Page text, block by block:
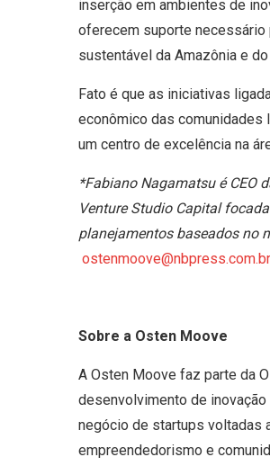
inserção em ambientes de
oferecem suporte necessário
sustentável da Amazônia e
Fato é que as iniciativas
econômico das comunidades
um centro de excelência na
*Fabiano Nagamatsu é CEO
Venture Studio Capital
planejamentos baseados no
ostenmoove@nbpress.com.br
Sobre a Osten Moove
A Osten Moove faz parte da
desenvolvimento de
negócio de startups voltadas
empreendedorismo e